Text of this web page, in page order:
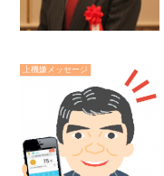
上機嫌メッセージ